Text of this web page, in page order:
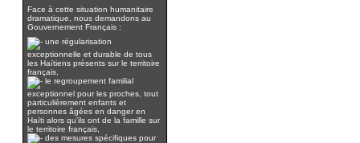
Face à cette situation humanitaire
dramatique, nous demandons au
Gouvernement Français :
une régularisation
exceptionnelle et durable de tous
les Haïtiens présents sur le territoire
français,
le regroupement familial
exceptionnel pour les proches, tout
particulièrement enfants et
personnes âgées en danger en
Haïti alors qu’ils ont de la famille sur
le territoire français,
des mesures spécifiques pour